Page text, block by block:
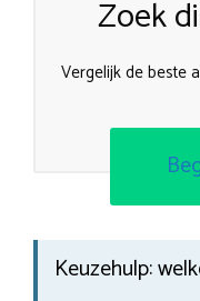
Zoek
Vergelijk de beste
Keuzehulp: